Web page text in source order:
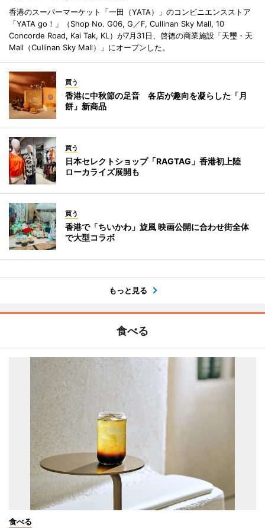
香港のスーパーマーケット「一田（YATA）」のコンビニエンスストア
「YATA go！」（Shop No. G06, G／F, Cullinan Sky Mall, 10
Concorde Road, Kai Tak, KL）が7月31日、啓徳の商業施設「天璽・天
Mall（Cullinan Sky Mall）」にオープンした。
買う
香港に中秋節の足音 各店が趣向を凝らした「月
餅」新商品
買う
日本セレクトショップ「RAGTAG」香港初上陸
ローカライズ展開も
買う
香港で「ちいかわ」旋風 映画公開に合わせ街全体
で大型コラボ
もっと見る
食べる
食べる